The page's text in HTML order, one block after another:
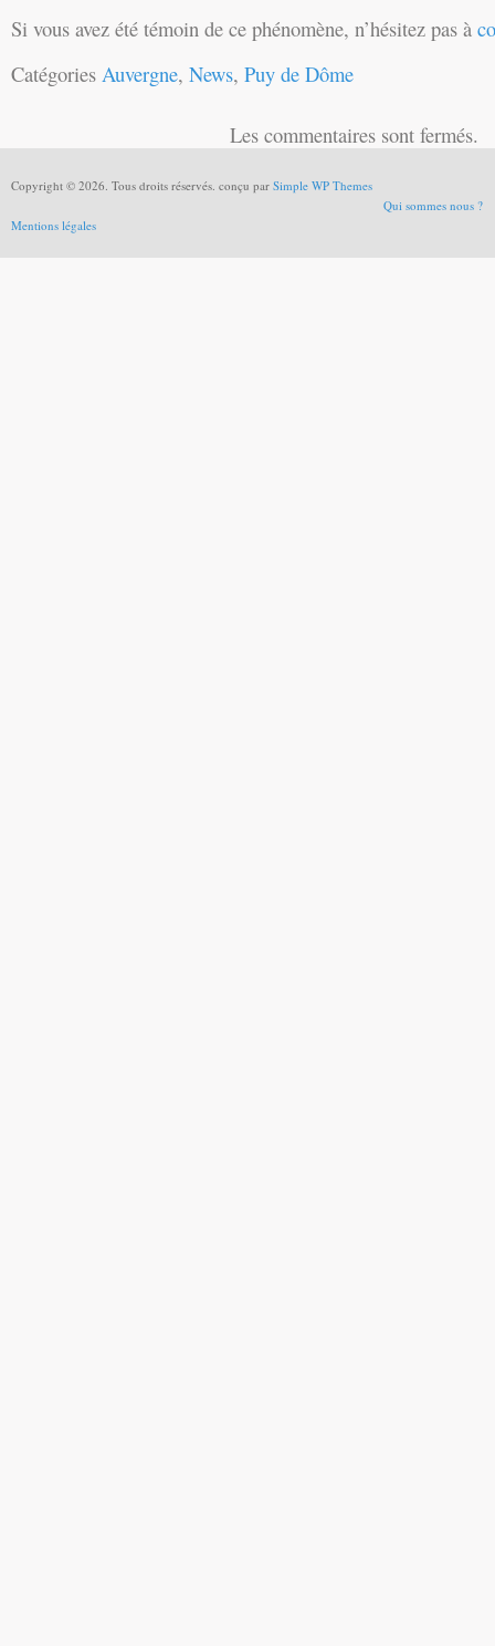
Si vous avez été témoin de ce phénomène, n’hésitez pas à
Catégories Auvergne, News, Puy de Dôme
Les commentaires sont fermés.
Copyright © 2026. Tous droits réservés. conçu par Simple WP Themes
Qui sommes nous ?
Mentions légales